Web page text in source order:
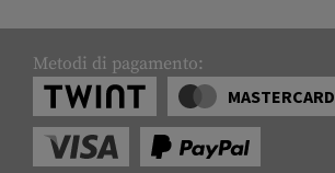
Metodi di pagamento:
MASTERCARD